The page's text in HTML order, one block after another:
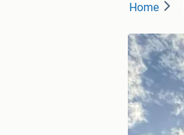
Home